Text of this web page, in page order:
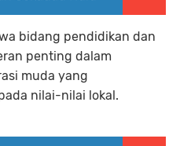
bidang pendidikan dan
penting dalam
muda yang
nilai-nilai lokal.